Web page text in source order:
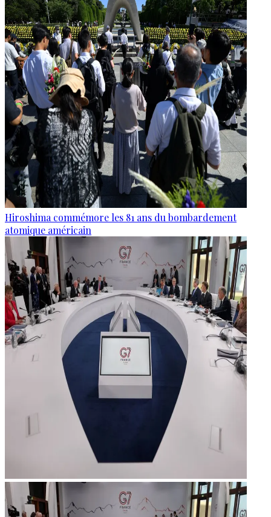
Hiroshima commémore les 81 ans du bombardement
atomique américain